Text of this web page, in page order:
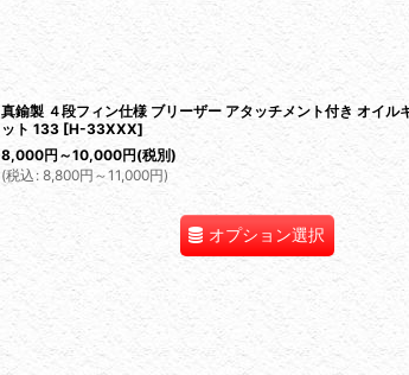
真鍮製 ４段フィン仕様 ブリーザー アタッチメント付き オイル
ット 133 [H-33XXX]
8,000円 ～10,000円(税別)
(税込 : 8,800円 ～11,000円)
オプション選択